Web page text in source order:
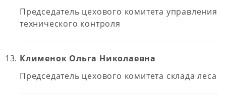
Председатель цехового комитета управления
технического контроля
Клименок Ольга Николаевна
Председатель цехового комитета склада леса